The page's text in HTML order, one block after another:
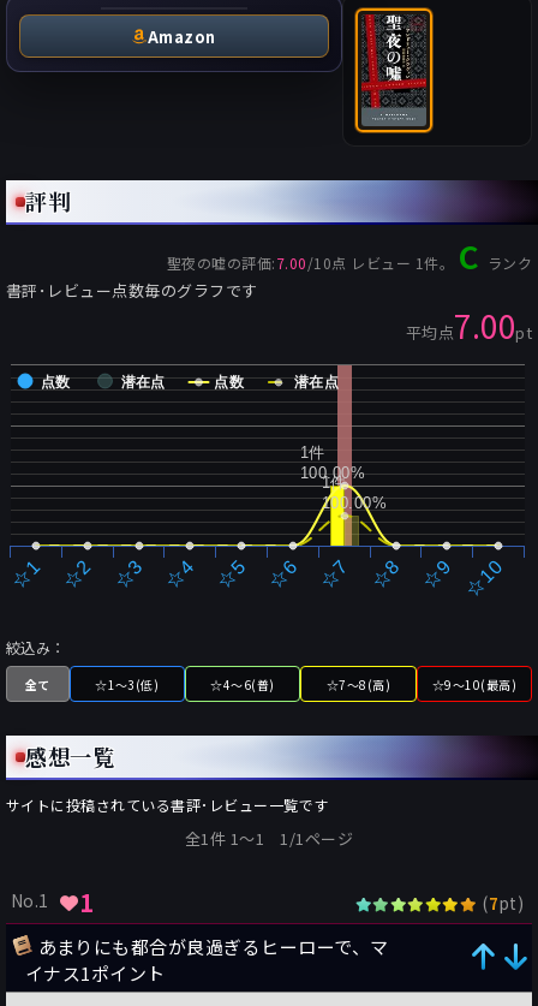
Amazon
評判
聖夜の嘘の評価:7.00/10点 レビュー 1件。 C ランク
書評･レビュー点数毎のグラフです
平均点7.00pt
点数 潜在点 点数 潜在点
☆1 ☆2 ☆3 ☆4 ☆5 ☆6 ☆7 ☆8 ☆9 ☆10
1件
100.00%
1件
100.00%
絞込み：
全て ☆1～3(低) ☆4～6(普) ☆7～8(高) ☆9～10(最高)
感想一覧
サイトに投稿されている書評･レビュー一覧です
全1件 1〜1 1/1ページ
No.1 1 (7pt)
あまりにも都合が良過ぎるヒーローで、マ
イナス1ポイント